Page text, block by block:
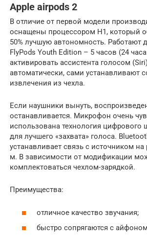
Apple airpods 2
В отличие от первой модели
оснащены процессором H1, который
50% лучшую автономность. Работают
FlyPods Youth Edition – 5 часов (24
активировать ассистента голосом
автоматически, сами устанавливают
извлечения из чехла.
Если наушники вынуть,
останавливается. Микрофон очень
использована технология цифрового
для лучшего «захвата» голоса.
устанавливает связь с источником на
м. В зависимости от модификации
комплектоваться чехлом-зарядкой.
Преимущества:
отличное качество звучания;
быстро сопрягаются с